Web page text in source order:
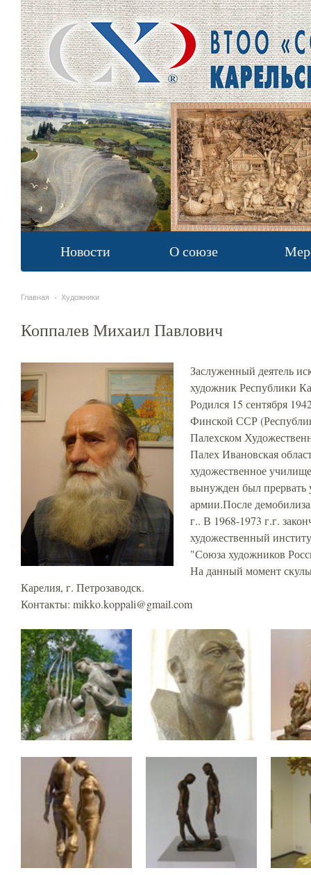
Новости О союзе
Главная Художники
Коппалев Михаил Павлович
Заслуженный деятель
художник Республики
Родился 15 сентября
Финской ССР
Палехском
Палех Ивановская
художественное
вынужден был прервать
армии.После
г.. В 1968-1973 г.г.
художественный
"Союза художников
На данный момент
Карелия, г. Петрозаводск.
Контакты: mikko.koppali@gmail.com